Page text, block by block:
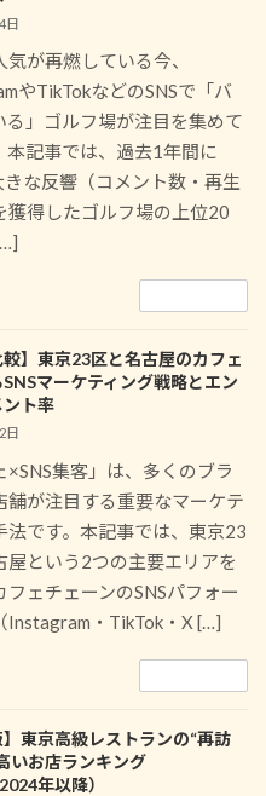
日
気が再燃している今、
やTikTokなどのSNSで「バ
る」ゴルフ場が注目を集めて
本記事では、過去1年間に
きな反響（コメント数・再生
獲得したゴルフ場の上位20
較】東京23区と名古屋のカフェ
マーケティング戦略とエン
ト率
日
×SNS集客」は、多くのブラ
舗が注目する重要なマーケテ
法です。本記事では、東京23
屋という2つの主要エリアを
フェチェーンのSNSパフォー
Instagram・TikTok・X […]
】東京高級レストランの“再訪
いお店ランキング
年以降）